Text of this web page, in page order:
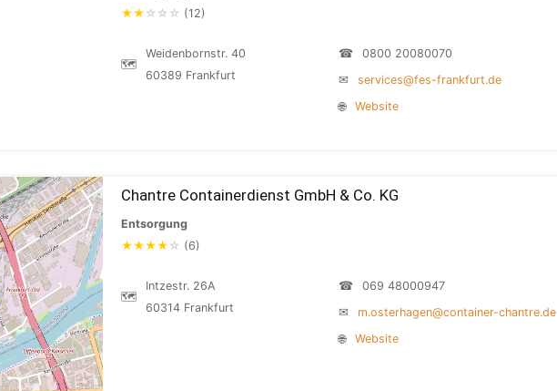
★★ ☆ ☆ ☆ (12)
🗺
Weidenbornstr. 40
60389 Frankfurt
☎
0800 20080070
✉
services@fes-frankfurt.de
🌐
Website
Chantre Containerdienst GmbH & Co. KG
Entsorgung
★★★★ ☆ (6)
🗺
Intzestr. 26A
60314 Frankfurt
☎
069 48000947
✉
m.osterhagen@container-chantre.de
🌐
Website